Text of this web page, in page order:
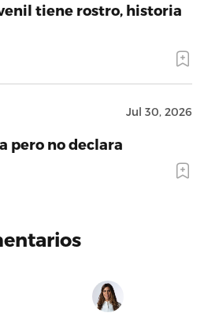
tiene rostro, historia
Jul 30, 2026
pero no declara